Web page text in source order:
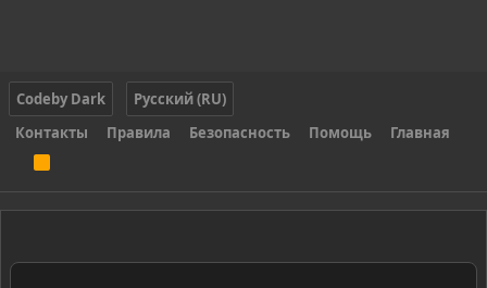
Codeby Dark
Русский (RU)
Контакты
Правила Безопасность Помощь Главная
S